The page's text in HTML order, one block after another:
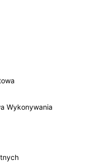
Wykonywania